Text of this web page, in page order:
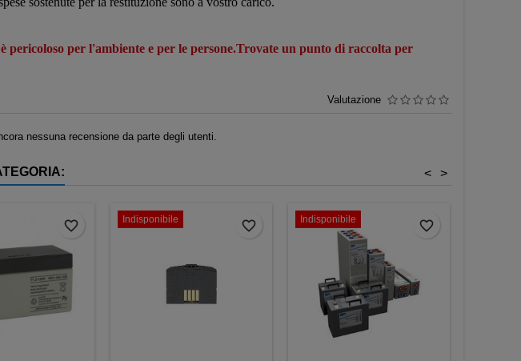
per l'ambiente e per le persone.Trovate un punto di raccolta per
Valutazione
nessuna recensione da parte degli utenti.
>
<
favorite_border Indisponibile favorite_border Indisponibile favorite_border